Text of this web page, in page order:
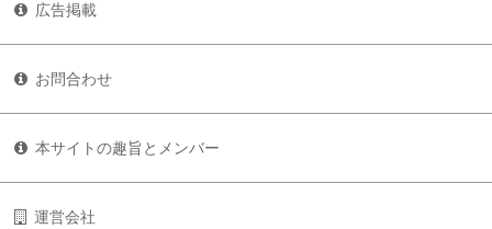
広告掲載
お問合わせ
本サイトの趣旨とメンバー
運営会社